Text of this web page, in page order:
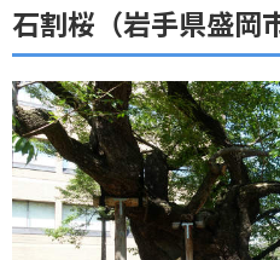
石割桜（岩手県盛岡